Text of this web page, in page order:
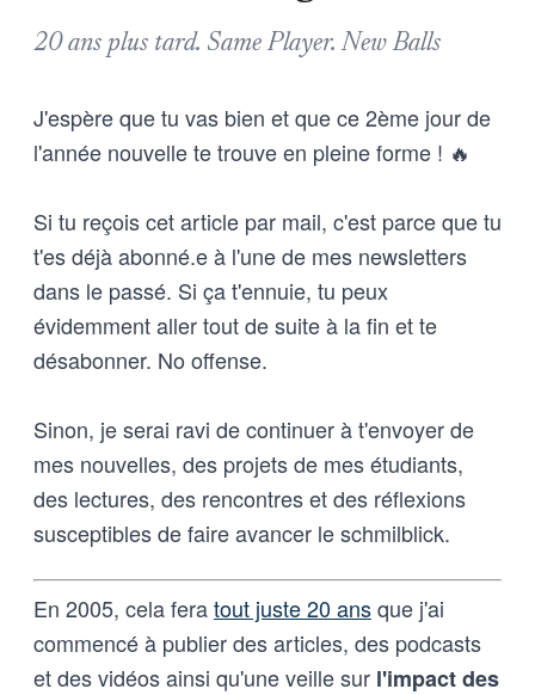
20 ans plus tard. Same Player. New Balls
J'espère que tu vas bien et que ce 2ème jour de
l'année nouvelle te trouve en pleine forme ! 🔥
Si tu reçois cet article par mail, c'est parce que tu
t'es déjà abonné.e à l'une de mes newsletters
dans le passé. Si ça t'ennuie, tu peux
évidemment aller tout de suite à la fin et te
désabonner. No offense.
Sinon, je serai ravi de continuer à t'envoyer de
mes nouvelles, des projets de mes étudiants,
des lectures, des rencontres et des réflexions
susceptibles de faire avancer le schmilblick.
En 2005, cela feratout juste 20 ansque j'ai
commencé à publier des articles, des podcasts
et des vidéos ainsi qu'une veille sur l'impact des